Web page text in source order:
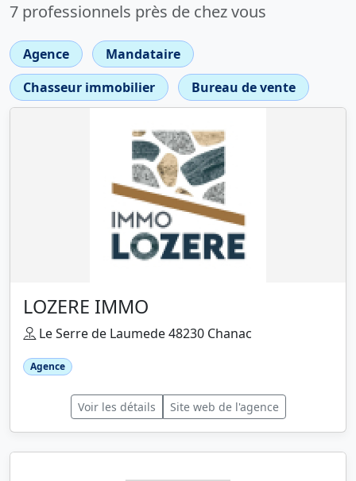
7 professionnels près de chez vous
Agence
Mandataire
Chasseur immobilier
Bureau de vente
LOZERE IMMO
Le Serre de Laumede 48230 Chanac
Agence
Voir les détails Site web de l'agence